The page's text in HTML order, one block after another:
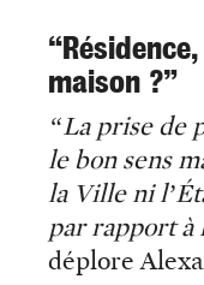
maison ?”
“La prise de
le bon sens
la Ville ni
par rapport à
déplore